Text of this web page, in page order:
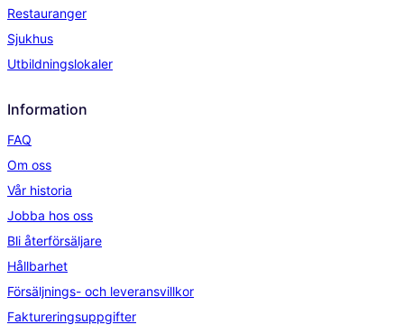
Restauranger
Sjukhus
Utbildningslokaler
Information
FAQ
Om oss
Vår historia
Jobba hos oss
Bli återförsäljare
Hållbarhet
Försäljnings- och leveransvillkor
Faktureringsuppgifter